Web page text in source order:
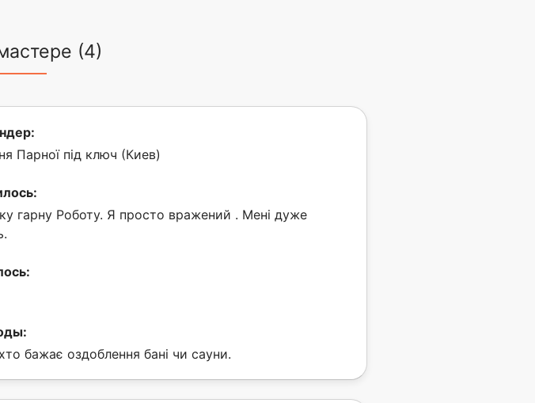
(4)
Парної під ключ (Киев)
гарну Роботу. Я просто вражений . Мені дуже
бажає оздоблення бані чи сауни.